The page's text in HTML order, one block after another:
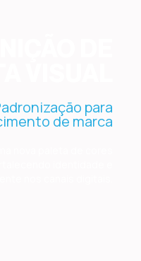
para
de marca